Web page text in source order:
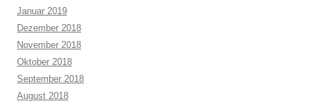
Januar 2019
Dezember 2018
November 2018
Oktober 2018
September 2018
August 2018